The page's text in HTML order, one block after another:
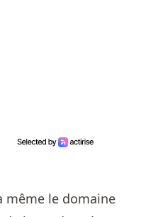
même le domaine